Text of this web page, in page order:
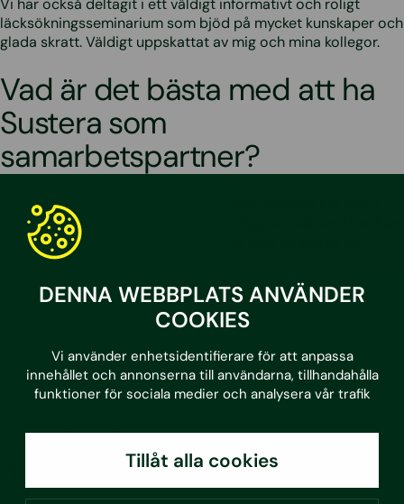
DENNA WEBBPLATS ANVÄNDER
COOKIES
Vi använder enhetsidentifierare för att anpassa
innehållet och annonserna till användarna, tillhandahålla
funktioner för sociala medier och analysera vår trafik
Tillåt alla cookies
läcksökningsseminarium som bjöd på mycket kunskaper och
glada skratt. Väldigt uppskattat av mig och mina kollegor.
Vad är det bästa med att ha
Sustera som
samarbetspartner?
Det främsta är den breda kompetensen Sustera har inom
bolaget kombinerat med den personliga kontakten. Man kan
alltid ringa och bolla frågeställningar med någon av de
kontakter jag har inom Sustera.
Relaterade tjänster
Läcksökning
Artiklar att ta del av